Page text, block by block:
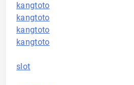
kangtoto
kangtoto
kangtoto
kangtoto
slot